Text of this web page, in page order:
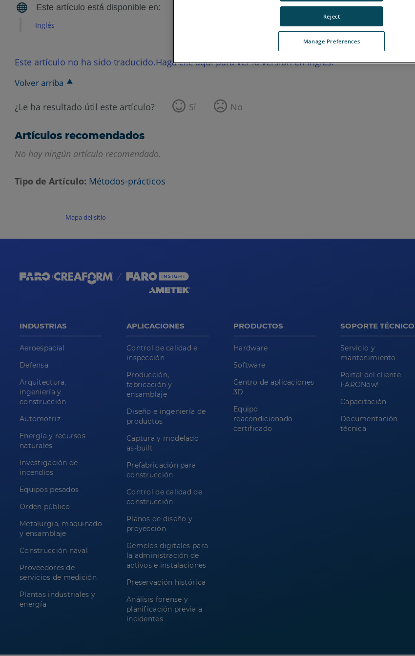
Inglés
Este artículo no ha sido traducido.Haga clic aquí para ver la versión en inglés.
Volver arriba
¿Le ha resultado útil este artículo? Sí No
Artículos recomendados
No hay ningún artículo recomendado.
Tipo de Artículo Métodos-prácticos
Mapa del sitio
INDUSTRIAS
Aeroespacial
Defensa
Arquitectura,
ingeniería y
construcción
Automotriz
Energía y recursos
naturales
Investigación de
incendios
Equipos pesados
Orden público
Metalurgia, maquinado
y ensamblaje
Construcción naval
Proveedores de
servicios de medición
Plantas industriales y
energía
APLICACIONES
Control de calidad e
inspección
Producción,
fabricación y
ensamblaje
Diseño e ingeniería de
productos
Captura y modelado
as-built
Prefabricación para
construcción
Control de calidad de
construcción
Planos de diseño y
proyección
Gemelos digitales para
la administración de
activos e instalaciones
Preservación histórica
Análisis forense y
planificación previa a
incidentes
PRODUCTOS
Hardware
Software
Centro de aplicaciones
3D
Equipo
reacondicionado
certificado
SOPORTE TÉCNICO
Servicio y
mantenimiento
Portal del cliente
FARONow!
Capacitación
Documentación
técnica
Manage Preferences
Reject